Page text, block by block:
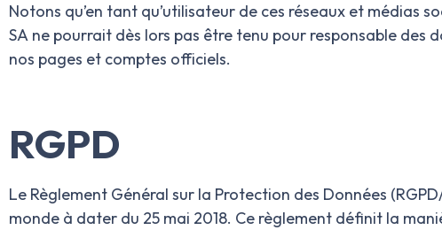
Notons qu’en tant qu’utilisateur de ces réseaux et médias
SA ne pourrait dès lors pas être tenu pour responsable des
nos pages et comptes officiels.
RGPD
Le Règlement Général sur la Protection des Données
monde à dater du 25 mai 2018. Ce règlement définit la